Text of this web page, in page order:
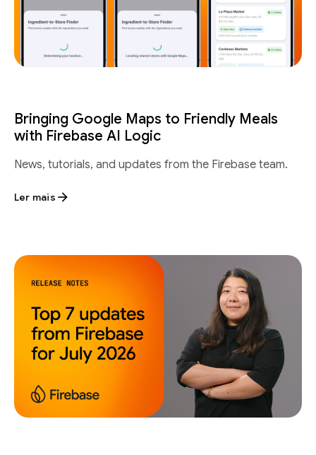
Bringing Google Maps to Friendly Meals
with Firebase AI Logic
News, tutorials, and updates from the Firebase team.
Ler mais